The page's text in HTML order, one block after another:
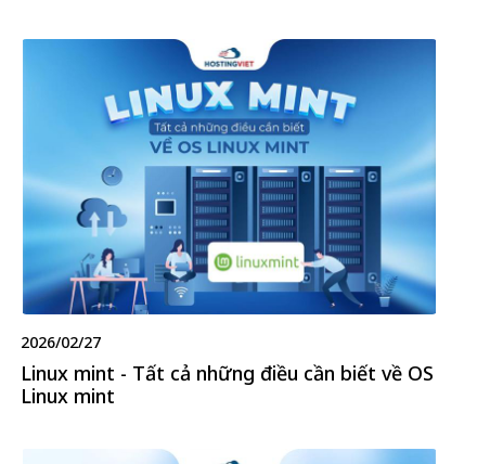
2026/02/27
Linux mint - Tất cả những điều cần biết về OS
Linux mint